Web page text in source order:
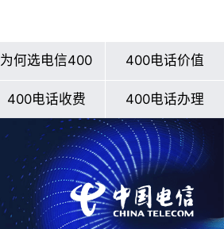
为何选电信400 400电话价值
400电话收费 400电话办理